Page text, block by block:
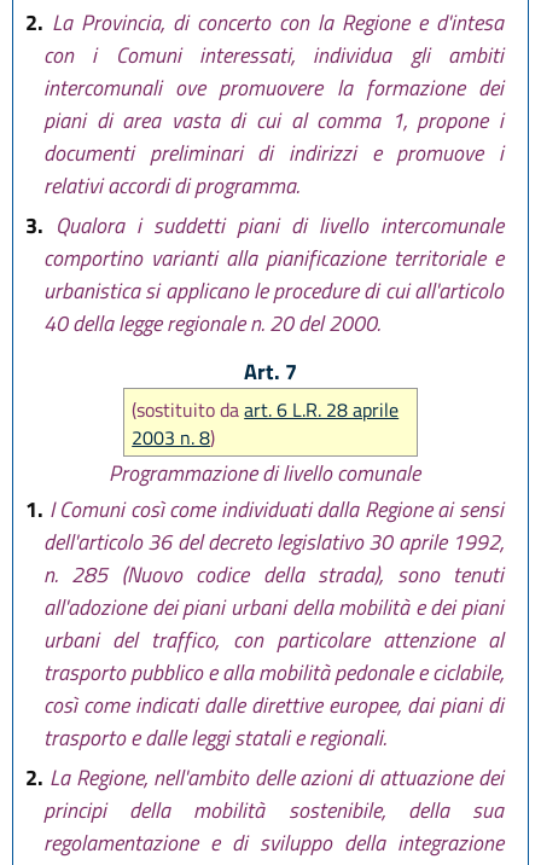
2. La Provincia, di concerto con la Regione e d'intesa
con i Comuni interessati, individua gli ambiti
intercomunali ove promuovere la formazione dei
piani di area vasta di cui al comma 1, propone i
documenti preliminari di indirizzi e promuove i
relativi accordi di programma.
3. Qualora i suddetti piani di livello intercomunale
comportino varianti alla pianificazione territoriale e
urbanistica si applicano le procedure di cui all'articolo
40 della legge regionale n. 20 del 2000.
Art. 7
(sostituito daart. 6 L.R. 28 aprile
2003 n. 8)
Programmazione di livello comunale
1. I Comuni così come individuati dalla Regione ai sensi
dell'articolo 36 del decreto legislativo 30 aprile 1992,
n. 285 (Nuovo codice della strada), sono tenuti
all'adozione dei piani urbani della mobilità e dei piani
urbani del traffico, con particolare attenzione al
trasporto pubblico e alla mobilità pedonale e ciclabile,
così come indicati dalle direttive europee, dai piani di
trasporto e dalle leggi statali e regionali.
2. La Regione, nell'ambito delle azioni di attuazione dei
principi della mobilità sostenibile, della sua
regolamentazione e di sviluppo della integrazione